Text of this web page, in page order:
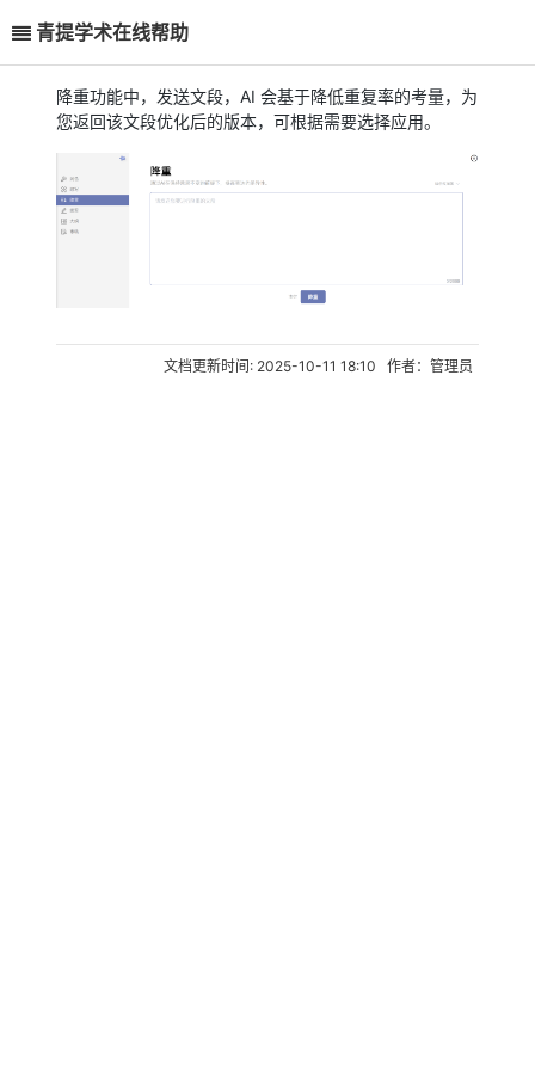
青提学术在线帮助
降重功能中，发送文段，AI 会基于降低重复率的考量，为
您返回该文段优化后的版本，可根据需要选择应用。
文档更新时间: 2025-10-11 18:10 作者：管理员